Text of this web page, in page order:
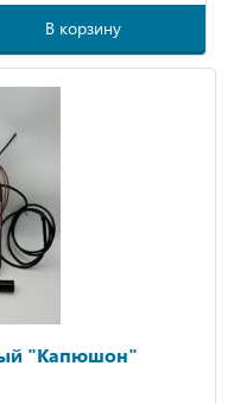
В корзину
"Капюшон"